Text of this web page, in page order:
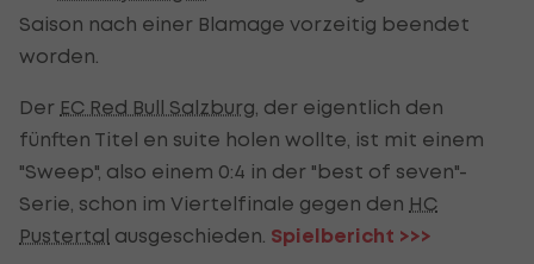
Saison nach einer Blamage vorzeitig beendet
worden.
Der EC Red Bull Salzburg , der eigentlich den
fünften Titel en suite holen wollte, ist mit einem
"Sweep", also einem 0:4 in der "best of seven"-
Serie, schon im Viertelfinale gegen den HC
Pustertal ausgeschieden. Spielbericht >>>